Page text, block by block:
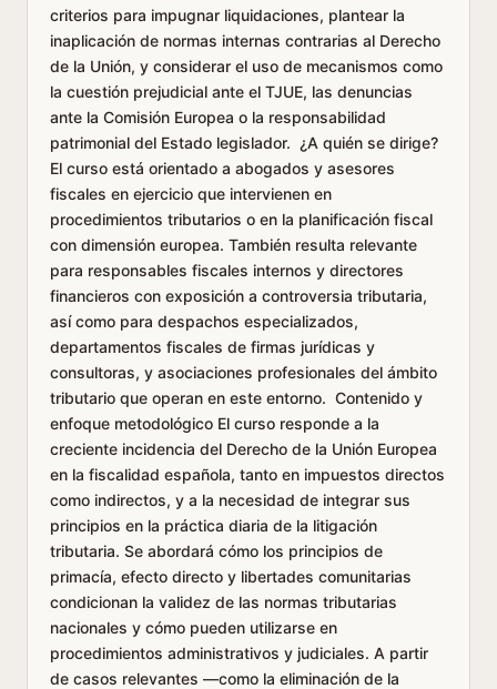
criterios para impugnar liquidaciones, plantear la
inaplicación de normas internas contrarias al Derecho
de la Unión, y considerar el uso de mecanismos como
la cuestión prejudicial ante el TJUE, las denuncias
ante la Comisión Europea o la responsabilidad
patrimonial del Estado legislador. ¿A quién se dirige?
El curso está orientado a abogados y asesores
fiscales en ejercicio que intervienen en
procedimientos tributarios o en la planificación fiscal
con dimensión europea. También resulta relevante
para responsables fiscales internos y directores
financieros con exposición a controversia tributaria,
así como para despachos especializados,
departamentos fiscales de firmas jurídicas y
consultoras, y asociaciones profesionales del ámbito
tributario que operan en este entorno. Contenido y
enfoque metodológico El curso responde a la
creciente incidencia del Derecho de la Unión Europea
en la fiscalidad española, tanto en impuestos directos
como indirectos, y a la necesidad de integrar sus
principios en la práctica diaria de la litigación
tributaria. Se abordará cómo los principios de
primacía, efecto directo y libertades comunitarias
condicionan la validez de las normas tributarias
nacionales y cómo pueden utilizarse en
procedimientos administrativos y judiciales. A partir
de casos relevantes —como la eliminación de la